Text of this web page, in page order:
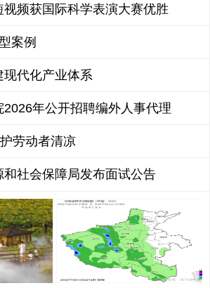
频获国际科学表演大赛优胜
案例
代化产业体系
年公开招聘编外人事代理
劳动者清凉
社会保障局发布面试公告